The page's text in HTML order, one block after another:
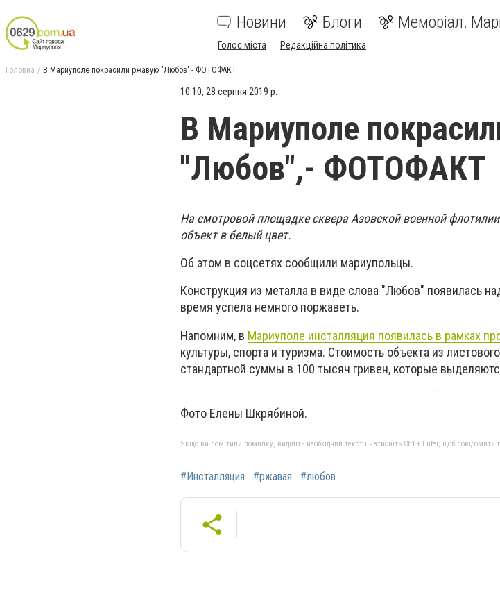
Новини Блоги Меморіал.
Голос міста Редакційна політика
Головна В Мариуполе покрасили ржавую "Любов",- ФОТОФАКТ
10:10, 28 серпня 2019 р.
В Мариуполе
"Любов",- ФОТОФАКТ
На смотровой площадке сквера Азовской военной
объект в белый цвет.
Об этом в соцсетях сообщили мариупольцы.
Конструкция из металла в виде слова "Любов" появилась
время успела немного поржаветь.
Напомним, в Мариуполе инсталляция появилась в рамках
культуры, спорта и туризма. Стоимость объекта из
стандартной суммы в 100 тысяч гривен, которые
Фото Елены Шкрябиной.
Якщо ви помітили помилку, виділіть необхідний текст і натисніть Ctrl + Enter, щоб повідомити
#Инсталляция #ржавая #любов